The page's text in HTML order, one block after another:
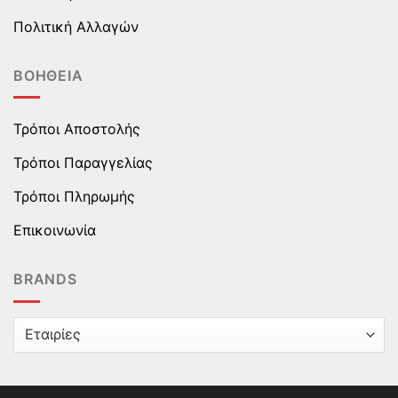
Πολιτική Αλλαγών
ΒΟΉΘΕΙΑ
Τρόποι Αποστολής
Τρόποι Παραγγελίας
Τρόποι Πληρωμής
Επικοινωνία
BRANDS